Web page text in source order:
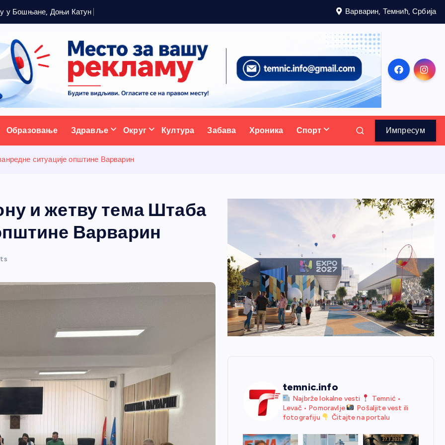
у у Бошњане, Доњи Катун Варварин, Темнић, Србија
портал
Образовање Здравље Округ Култура Забава Хроника Спорт Импресум
ситуације општине Варварин
и жетву тема Штаба
Варварин
temnic.info
Najbrže lokalne vesti
Temnić •
Levač • Pomoravlje
Pošaljite vest ili
fotografiju
Čitajte na portalu